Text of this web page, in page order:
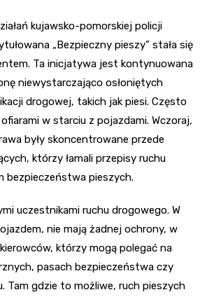
kujawsko-pomorskiej policji
„Bezpieczny pieszy” stała się
Ta inicjatywa jest kontynuowana
niewystarczająco osłoniętych
drogowej, takich jak piesi. Często
w starciu z pojazdami. Wczoraj,
były skoncentrowane przede
którzy łamali przepisy ruchu
bezpieczeństwa pieszych.
uczestnikami ruchu drogowego. W
nie mają żadnej ochrony, w
którzy mogą polegać na
pasach bezpieczeństwa czy
Tam gdzie to możliwe, ruch pieszych